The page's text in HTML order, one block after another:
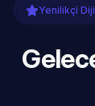
Yenilikçi